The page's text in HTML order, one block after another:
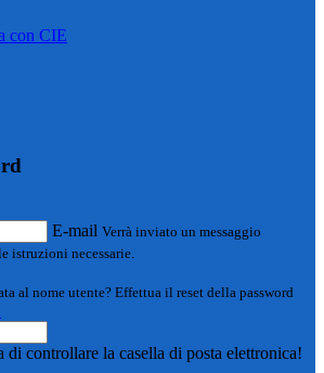
con CIE
E-mail Verrà inviato un messaggio
istruzioni necessarie.
al nome utente? Effettua il reset della password
di controllare la casella di posta elettronica!